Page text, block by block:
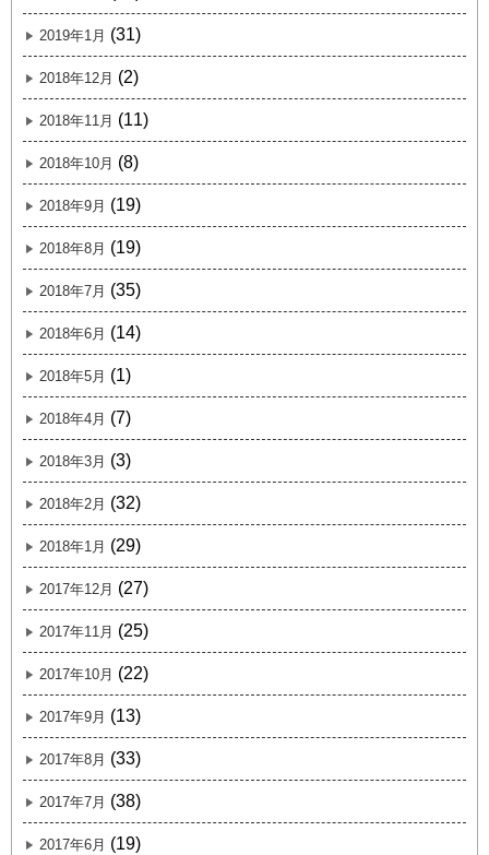
2019年1月 (31)
2018年12月 (2)
2018年11月 (11)
2018年10月 (8)
2018年9月 (19)
2018年8月 (19)
2018年7月 (35)
2018年6月 (14)
2018年5月 (1)
2018年4月 (7)
2018年3月 (3)
2018年2月 (32)
2018年1月 (29)
2017年12月 (27)
2017年11月 (25)
2017年10月 (22)
2017年9月 (13)
2017年8月 (33)
2017年7月 (38)
2017年6月 (19)